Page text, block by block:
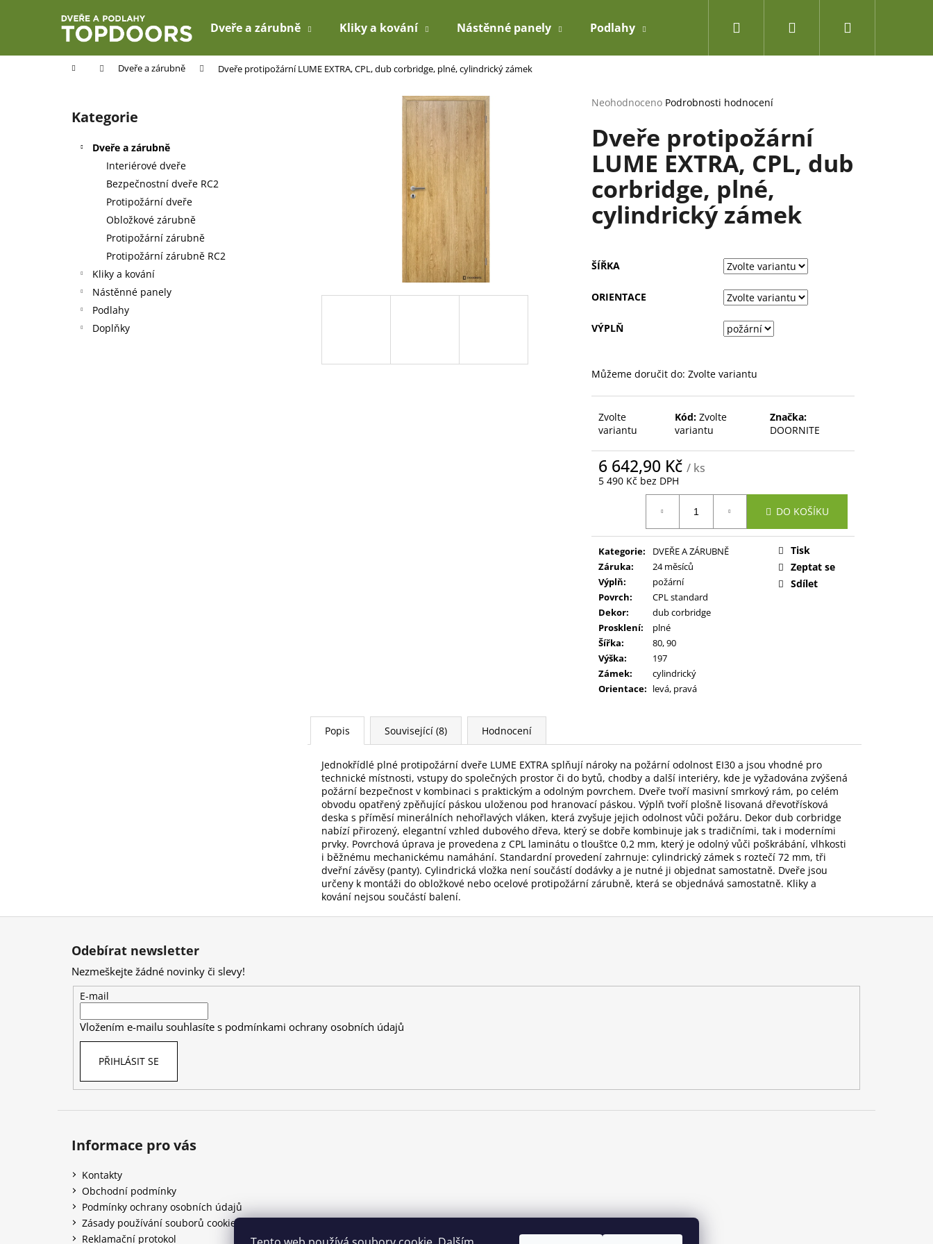
Dveře a zárubně Kliky a kování Nástěnné panely Podlahy Přihlášení
Domů Dveře a zárubně Dveře protipožární LUME EXTRA, CPL, dub corbridge, plné, cylindrický zámek
Přeskočit
kategorie
Kategorie
Dveře a zárubně
Interiérové dveře
Bezpečnostní dveře RC2
Protipožární dveře
Obložkové zárubně
Protipožární zárubně
Protipožární zárubně RC2
Kliky a kování
Nástěnné panely
Podlahy
Doplňky
Průměrné
produktu
je
0,0
hvězdiček.
Neohodnoceno Podrobnosti hodnocení
Dveře protipožární
LUME EXTRA, CPL, dub
corbridge, plné,
cylindrický zámek
ŠÍŘKA
ORIENTACE
VÝPLŇ
Můžeme doručit do: Zvolte variantu
Zvolte
variantu
Kód: Zvolte
variantu
Značka:
DOORNITE
6 642,90 Kč / ks
5 490 Kč bez DPH
DO KOŠÍKU
Kategorie:
DVEŘE A ZÁRUBNĚ
Záruka:
24 měsíců
Výplň:
požární
Povrch:
CPL standard
Dekor:
dub corbridge
Prosklení:
plné
Šířka:
80, 90
Výška:
197
Zámek:
cylindrický
Orientace: levá, pravá
Tisk
Zeptat se
Sdílet
Popis Související (8) Hodnocení
Jednokřídlé plné protipožární dveře LUME EXTRA splňují nároky na požární odolnost EI30 a jsou vhodné pro
technické místnosti, vstupy do společných prostor či do bytů, chodby a další interiéry, kde je vyžadována zvýšená
požární bezpečnost v kombinaci s praktickým a odolným povrchem. Dveře tvoří masivní smrkový rám, po celém
obvodu opatřený zpěňující páskou uloženou pod hranovací páskou. Výplň tvoří plošně lisovaná dřevotřísková
deska s příměsí minerálních nehořlavých vláken, která zvyšuje jejich odolnost vůči požáru. Dekor dub corbridge
nabízí přirozený, elegantní vzhled dubového dřeva, který se dobře kombinuje jak s tradičními, tak i moderními
prvky. Povrchová úprava je provedena z CPL laminátu o tloušťce 0,2 mm, který je odolný vůči poškrábání, vlhkosti
i běžnému mechanickému namáhání. Standardní provedení zahrnuje: cylindrický zámek s roztečí 72 mm, tři
dveřní závěsy (panty). Cylindrická vložka není součástí dodávky a je nutné ji objednat samostatně. Dveře jsou
určeny k montáži do obložkové nebo ocelové protipožární zárubně, která se objednává samostatně. Kliky a
kování nejsou součástí balení.
í
do
do
Co potřebujete najít?
HLEDAT
Doporučujeme
Z
Odebírat newsletter
Nezmeškejte žádné novinky či slevy!
E-mail
Vložením e-mailu souhlasíte s podmínkami ochrany osobních údajů
PŘIHLÁSIT SE
Informace pro vás
Kontakty
Obchodní podmínky
Podmínky ochrany osobních údajů
Zásady používání souborů cookies
Reklamační protokol